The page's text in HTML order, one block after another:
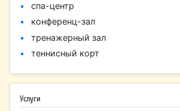
спа-центр
конференц-зал
тренажерный зал
теннисный корт
Услуги